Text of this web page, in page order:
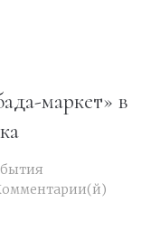
маркет» в